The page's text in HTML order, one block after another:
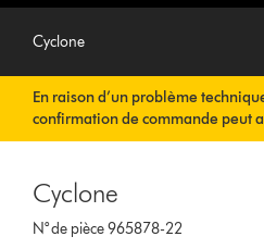
des
Cyclone
En raison d’un problème
confirmation de commande peut
retardé. Nous travaillons déjà à
commande vous sera envoyée
plus brefs délais.
Cyclone
N° de pièce 965878-22